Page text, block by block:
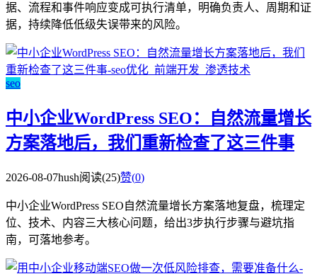
据、流程和事件响应变成可执行清单，明确负责人、周期和证
据，持续降低低级失误带来的风险。
seo
中小企业WordPress SEO：自然流量增长
方案落地后，我们重新检查了这三件事
2026-08-07hush阅读(25)赞(0)
中小企业WordPress SEO自然流量增长方案落地复盘，梳理定
位、技术、内容三大核心问题，给出3步执行步骤与避坑指
南，可落地参考。